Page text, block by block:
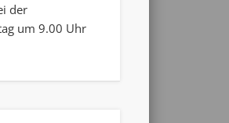
der
um 9.00 Uhr